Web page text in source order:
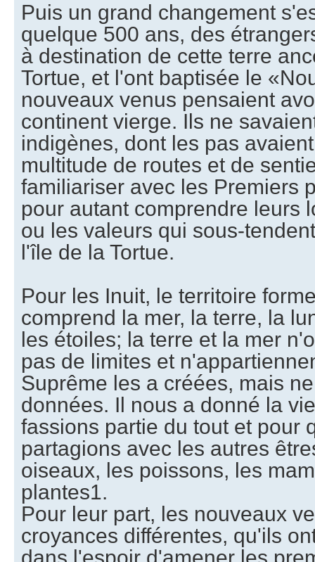
Puis un grand changement
quelque 500 ans, des
à destination de cette terre
Tortue, et l'ont baptisée le
nouveaux venus pensaient
continent vierge. Ils ne
indigènes, dont les pas
multitude de routes et de
familiariser avec les Premiers
pour autant comprendre leurs
ou les valeurs qui sous-
l'île de la Tortue.
Pour les Inuit, le territoire
comprend la mer, la terre, la
les étoiles; la terre et la mer
pas de limites et
Suprême les a créées, mais
données. Il nous a donné la
fassions partie du tout et pour
partagions avec les autres
oiseaux, les poissons, les
plantes1.
Pour leur part, les nouveaux
croyances différentes, qu'ils